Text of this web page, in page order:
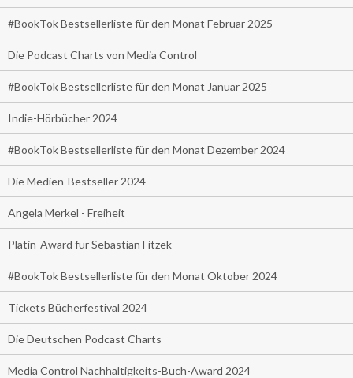
#BookTok Bestsellerliste für den Monat Februar 2025
Die Podcast Charts von Media Control
#BookTok Bestsellerliste für den Monat Januar 2025
Indie-Hörbücher 2024
#BookTok Bestsellerliste für den Monat Dezember 2024
Die Medien-Bestseller 2024
Angela Merkel - Freiheit
Platin-Award für Sebastian Fitzek
#BookTok Bestsellerliste für den Monat Oktober 2024
Tickets Bücherfestival 2024
Die Deutschen Podcast Charts
Media Control Nachhaltigkeits-Buch-Award 2024